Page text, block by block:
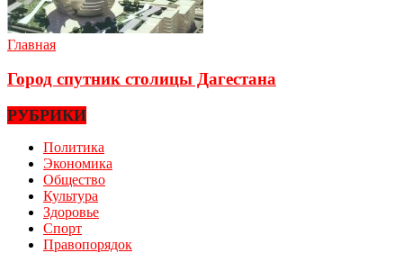
Главная
Город спутник столицы Дагестана
РУБРИКИ
Политика
Экономика
Общество
Культура
Здоровье
Спорт
Правопорядок